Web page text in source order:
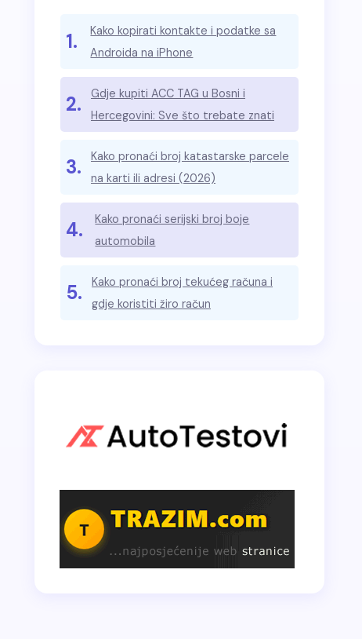
1.
Kako kopirati kontakte i podatke sa
Androida na iPhone
2.
Gdje kupiti ACC TAG u Bosni i
Hercegovini: Sve što trebate znati
3.
Kako pronaći broj katastarske parcele
na karti ili adresi (2026)
4.
Kako pronaći serijski broj boje
automobila
5.
Kako pronaći broj tekućeg računa i
gdje koristiti žiro račun